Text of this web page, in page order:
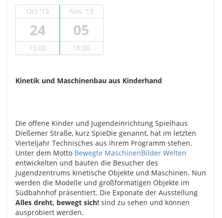
Oct '13 Nov '13
24 05
15:00 18:00
Kinetik und Maschinenbau aus Kinderhand
Die offene Kinder und Jugendeinrichtung Spielhaus
Dießemer Straße, kurz SpieDie genannt, hat im letzten
Vierteljahr Technisches aus ihrem Programm stehen.
Unter dem Motto Bewegte MaschinenBilder Welten
entwickelten und bauten die Besucher des
Jugendzentrums kinetische Objekte und Maschinen. Nun
werden die Modelle und großformatigen Objekte im
Südbahnhof präsentiert. Die Exponate der Ausstellung
Alles dreht, bewegt sich! sind zu sehen und können
ausprobiert werden.